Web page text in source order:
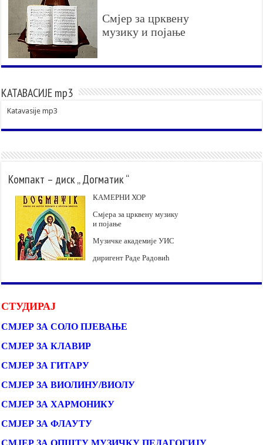
Смјер за црквену
музику и појање
КАТАВАСИЈЕ mp3
Katavasije mp3
Компакт – диск „ Догматик “
КАМЕРНИ ХОР
Смјера за црквену музику
и појање
Музичке академије УИС
диригент Раде Радовић
СТУДИРАЈ
СМЈЕР ЗА СОЛО ПЈЕВАЊЕ
СМЈЕР ЗА КЛАВИР
СМЈЕР ЗА ГИТАРУ
СМЈЕР ЗА ВИОЛИНУ/ВИОЛУ
СМЈЕР ЗА ХАРМОНИКУ
СМЈЕР ЗА ФЛАУТУ
СМЈЕР ЗА ОПШТУ МУЗИЧКУ ПЕДАГОГИЈУ